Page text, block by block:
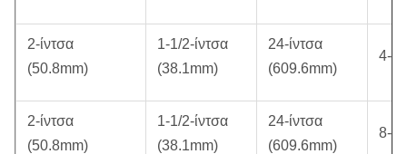
2-ίντσα
(50.8mm)
1-1/2-ίντσα
(38.1mm)
24-ίντσα
(609.6mm)
4-
2-ίντσα
(50.8mm)
1-1/2-ίντσα
(38.1mm)
24-ίντσα
(609.6mm)
8-